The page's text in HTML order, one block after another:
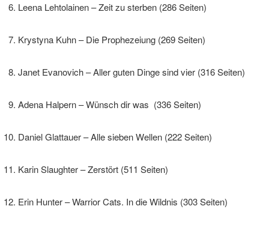
Leena Lehtolainen – Zeit zu sterben (286 Seiten)
Krystyna Kuhn – Die Prophezeiung (269 Seiten)
Janet Evanovich – Aller guten Dinge sind vier (316 Seiten)
Adena Halpern – Wünsch dir was (336 Seiten)
Daniel Glattauer – Alle sieben Wellen (222 Seiten)
Karin Slaughter – Zerstört (511 Seiten)
Erin Hunter – Warrior Cats. In die Wildnis (303 Seiten)